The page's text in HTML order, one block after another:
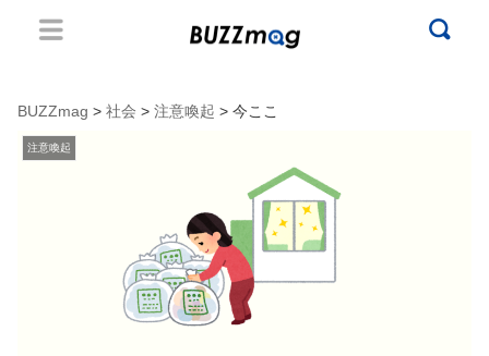
BUZZmag > 社会 > 注意喚起 > 今ここ
注意喚起